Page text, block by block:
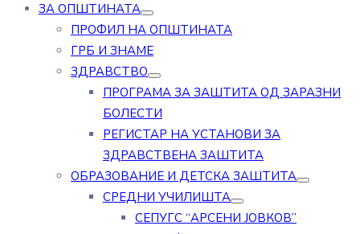
ЗА ОПШТИНАТА
ПРОФИЛ НА ОПШТИНАТА
ГРБ И ЗНАМЕ
ЗДРАВСТВО
ПРОГРАМА ЗА ЗАШТИТА ОД ЗАРАЗНИ
БОЛЕСТИ
РЕГИСТАР НА УСТАНОВИ ЗА
ЗДРАВСТВЕНА ЗАШТИТА
ОБРАЗОВАНИЕ И ДЕТСКА ЗАШТИТА
СРЕДНИ УЧИЛИШТА
СЕПУГС “АРСЕНИ ЈОВКОВ”